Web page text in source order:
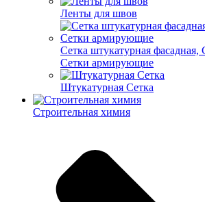
Ленты для швов
Сетка штукатурная фасадная,
Сетки армирующие
Штукатурная Сетка
Строительная химия